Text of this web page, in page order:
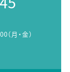
月・金）